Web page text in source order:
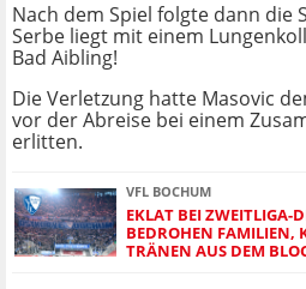
Nach dem Spiel folgte dann die
Serbe liegt mit einem
Bad Aibling!
Die Verletzung hatte Masovic
vor der Abreise bei einem
erlitten.
VFL BOCHUM
EKLAT BEI ZWEITLIGA-
BEDROHEN FAMILIEN,
TRÄNEN AUS DEM